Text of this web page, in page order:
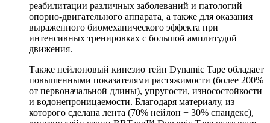
реабилитации различных заболеваний и патологий
опорно-двигательного аппарата, а также для оказания
выраженного биомеханического эффекта при
интенсивных тренировках с большой амплитудой
движения.
Также нейлоновый кинезио тейп Dynamic Tape обладает
повышенными показателями растяжимости (более 200%
от первоначальной длины), упругости, износостойкости
и водонепроницаемости. Благодаря материалу, из
которого сделана лента (70% нейлон + 30% спандекс),